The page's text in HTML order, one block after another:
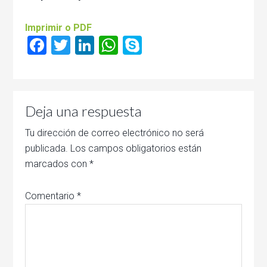
Imprimir o PDF
Facebook
Twitter
LinkedIn
WhatsApp
Deja una respuesta
Tu dirección de correo electrónico no será
publicada. Los campos obligatorios están
marcados con*
Comentario*